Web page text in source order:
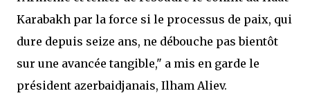
Karabakh par la force si le processus de paix, qui
dure depuis seize ans, ne débouche pas bientôt
sur une avancée tangible," a mis en garde le
président azerbaidjanais, Ilham Aliev.